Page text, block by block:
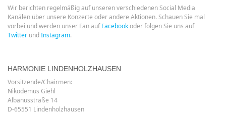
Wir berichten regelmäßig auf unseren verschiedenen Social Media
Kanälen über unsere Konzerte oder andere Aktionen. Schauen Sie mal
vorbei und werden unser Fan aufFacebookoder folgen Sie uns auf
Twitter undInstagram.
HARMONIE LINDENHOLZHAUSEN
Vorsitzende/Chairmen:
Nikodemus Giehl
Albanusstraße 14
D-65551 Lindenholzhausen